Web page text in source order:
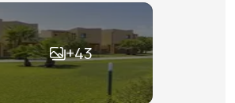
+43